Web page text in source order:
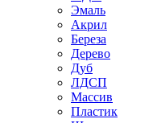
Эмаль
Акрил
Береза
Дерево
Дуб
ЛДСП
Массив
Пластик